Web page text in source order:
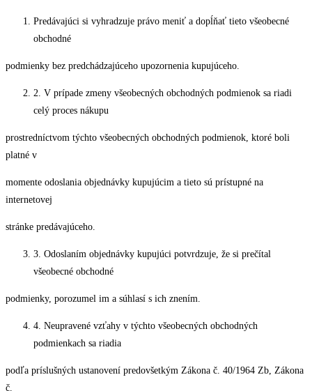
Predávajúci si vyhradzuje právo meniť a dopĺňať tieto všeobecné
obchodné
podmienky bez predchádzajúceho upozornenia kupujúceho.
2. V prípade zmeny všeobecných obchodných podmienok sa riadi
celý proces nákupu
prostredníctvom týchto všeobecných obchodných podmienok, ktoré boli
platné v
momente odoslania objednávky kupujúcim a tieto sú prístupné na
internetovej
stránke predávajúceho.
3. Odoslaním objednávky kupujúci potvrdzuje, že si prečítal
všeobecné obchodné
podmienky, porozumel im a súhlasí s ich znením.
4. Neupravené vzťahy v týchto všeobecných obchodných
podmienkach sa riadia
podľa príslušných ustanovení predovšetkým Zákona č. 40/1964 Zb, Zákona
č.